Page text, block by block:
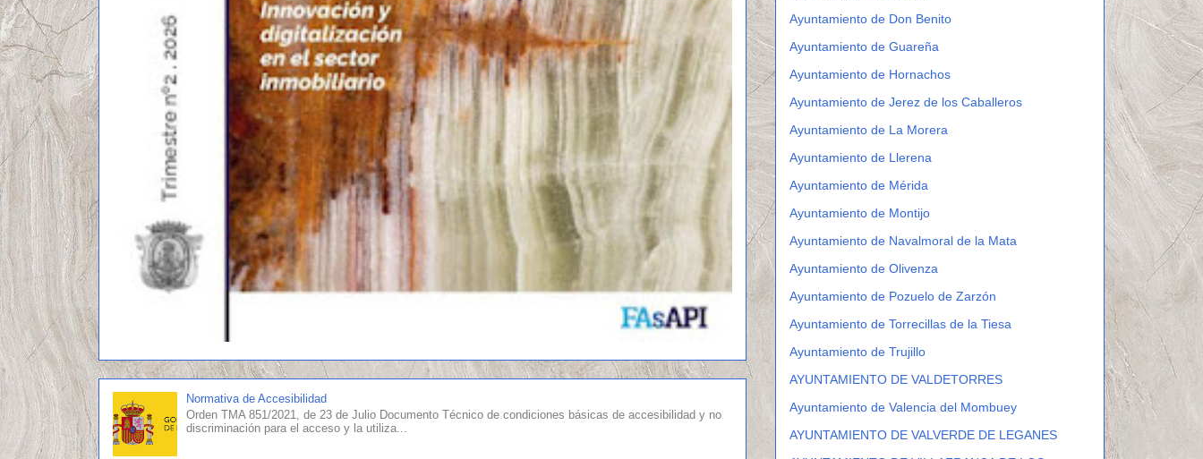
Normativa de Accesibilidad
Orden TMA 851/2021, de 23 de Julio Documento Técnico de condiciones básicas de accesibilidad y no
discriminación para el acceso y la utiliza...
Ayuntamiento de Don Benito
Ayuntamiento de Guareña
Ayuntamiento de Hornachos
Ayuntamiento de Jerez de los Caballeros
Ayuntamiento de La Morera
Ayuntamiento de Llerena
Ayuntamiento de Mérida
Ayuntamiento de Montijo
Ayuntamiento de Navalmoral de la Mata
Ayuntamiento de Olivenza
Ayuntamiento de Pozuelo de Zarzón
Ayuntamiento de Torrecillas de la Tiesa
Ayuntamiento de Trujillo
AYUNTAMIENTO DE VALDETORRES
Ayuntamiento de Valencia del Mombuey
AYUNTAMIENTO DE VALVERDE DE LEGANES